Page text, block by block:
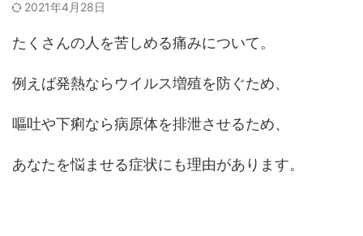
2021年4月28日
たくさんの人を苦しめる痛みについて。
例えば発熱ならウイルス増殖を防ぐため、
嘔吐や下痢なら病原体を排泄させるため、
あなたを悩ませる症状にも理由があります。